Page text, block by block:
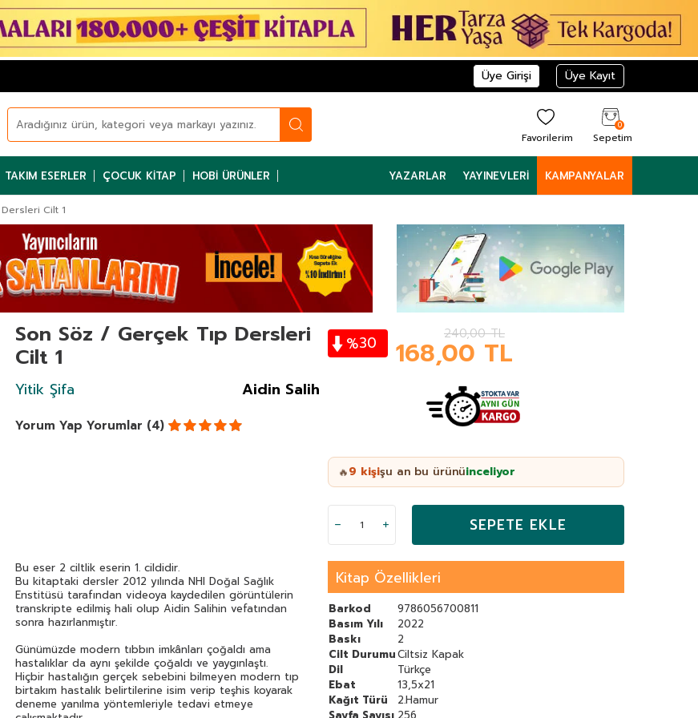
Üye Girişi Üye Kayıt
Favorilerim
0
Sepetim
TAKIM ESERLER ÇOCUK KITAP HOBI ÜRÜNLER YAZARLAR YAYINEVLERI KAMPANYALAR
Cilt 1
Son Söz / Gerçek Tıp Dersleri
Cilt 1
Yitik Şifa Aidin Salih
Yorum Yap Yorumlar (4)
%30 240,00TL
168,00 TL
🔥9 kişişu an bu ürünüinceliyor
SEPETE EKLE
Bu eser 2 ciltlik eserin 1. cildidir.
Bu kitaptaki dersler 2012 yılında NHI Doğal Sağlık
Enstitüsü tarafından videoya kaydedilen görüntülerin
transkripte edilmiş hali olup Aidin Salihin vefatından
sonra hazırlanmıştır.
Günümüzde modern tıbbın imkânları çoğaldı ama
hastalıklar da aynı şekilde çoğaldı ve yaygınlaştı.
Hiçbir hastalığın gerçek sebebini bilmeyen modern tıp
birtakım hastalık belirtilerine isim verip teşhis koyarak
deneme yanılma yöntemleriyle tedavi etmeye
Kitap Özellikleri
Barkod
9786056700811
Basım Yılı
2022
Baskı
2
Cilt DurumuCiltsiz Kapak
Dil
Türkçe
Ebat
13,5x21
Kağıt Türü
2.Hamur